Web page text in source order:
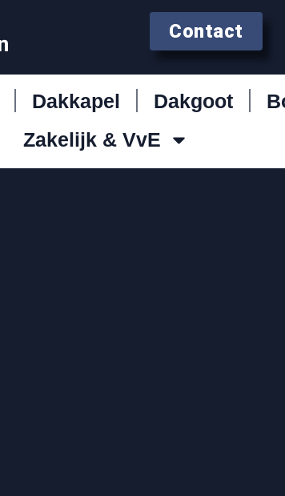
Contact
Dakkapel Dakgoot
Zakelijk & VvE